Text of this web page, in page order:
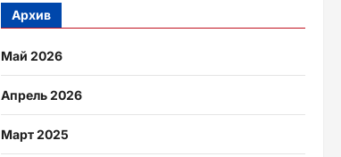
Архив
Май 2026
Апрель 2026
Март 2025